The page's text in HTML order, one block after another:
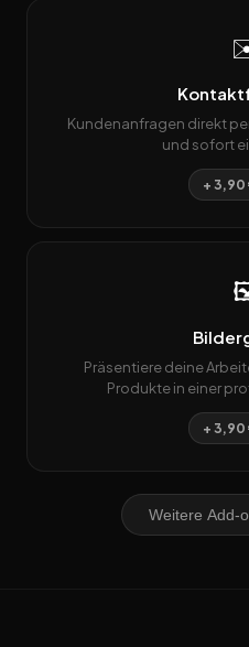
Kundenanfragen direkt
und sofort
+
Präsentiere deine
Produkte in einer
+
Weitere Add-